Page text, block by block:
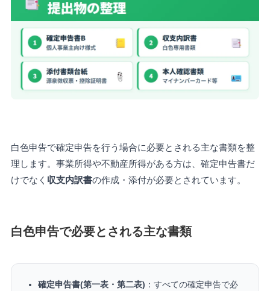
白色申告で確定申告を行う場合に必要とされる主な書類を整
理します。事業所得や不動産所得がある方は、確定申告書だ
けでなく 収支内訳書の作成・添付が必要とされています。
白色申告で必要とされる主な書類
確定申告書(第一表・第二表) ：すべての確定申告で必